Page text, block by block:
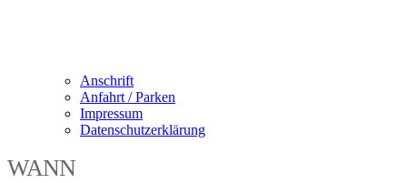
Anschrift
Anfahrt / Parken
Impressum
Datenschutzerklärung
WANN